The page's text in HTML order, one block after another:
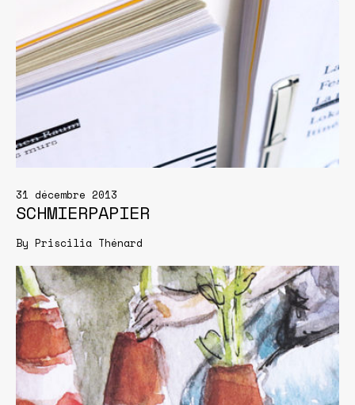
31 décembre 2013
SCHMIERPAPIER
By Priscilia Thénard